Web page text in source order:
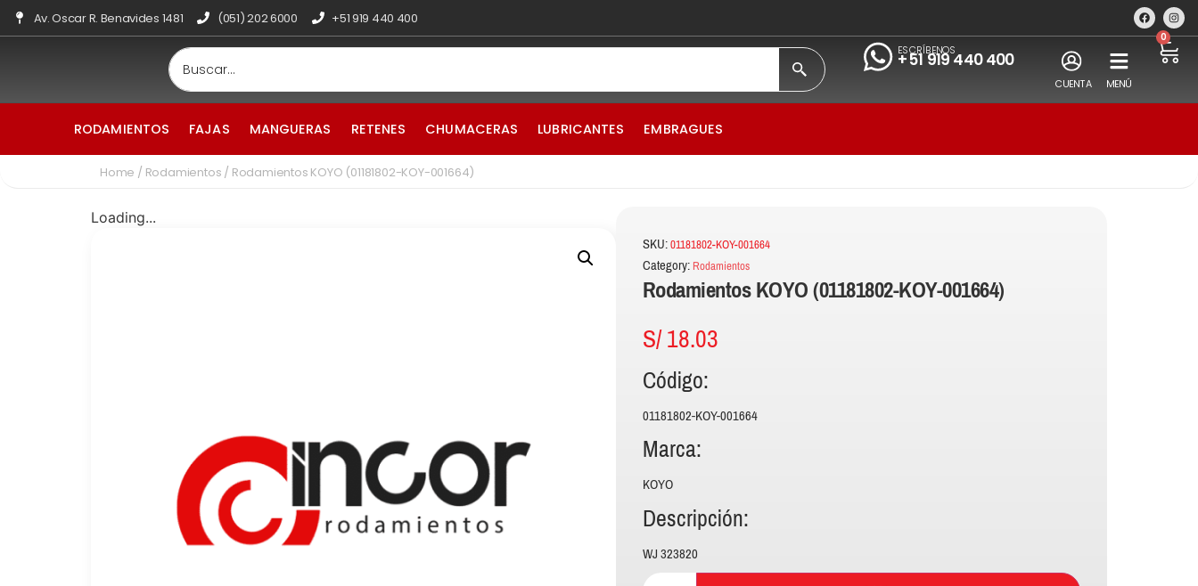
Av. Oscar R. Benavides 1481 (051) 202 6000 +51 919 440 400
ESCRÍBENOS
+51 919 440 400
CUENTA MENÚ
0
RODAMIENTOS FAJAS MANGUERAS RETENES CHUMACERAS LUBRICANTES EMBRAGUES
Home / Rodamientos / Rodamientos KOYO (01181802-KOY-001664)
Loading...
SKU:01181802-KOY-001664
Category: Rodamientos
Rodamientos KOYO (01181802-KOY-001664)
S/18.03
Código:
01181802-KOY-001664
Marca:
KOYO
Descripción:
WJ 323820